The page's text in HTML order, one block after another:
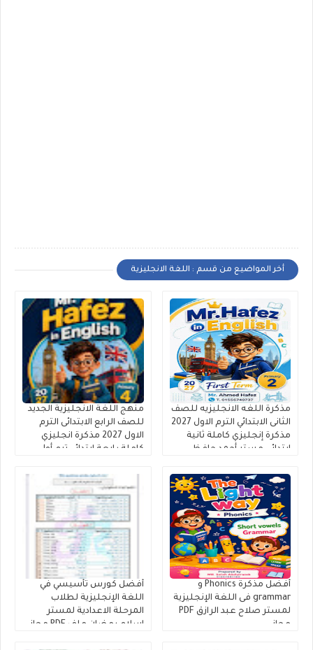
أخر المواضيع من قسم : اللغة الانجليزية
مذكرة اللغه الانجليزيه للصف
الثانى الابتدائي الترم الاول 2027
مذكرة إنجليزي كاملة ثانية
ابتدائى مستر أحمد حافظ
منهج اللغة الانجليزية الجديد
للصف الرابع الابتدائى الترم
الاول 2027 مذكرة انجليزي
كاملة رابعة ابتدائي ترم أول
أفضل مذكرة Phonics و
grammar فى اللغة الإنجليزية
لمستر صلاح عبد الرازق PDF
مجانى
أفضل كورس تأسيسي في
اللغة الإنجليزية لطلاب
المرحلة الاعدادية لمستر
إسلام رمضان ملف PDF مجانى